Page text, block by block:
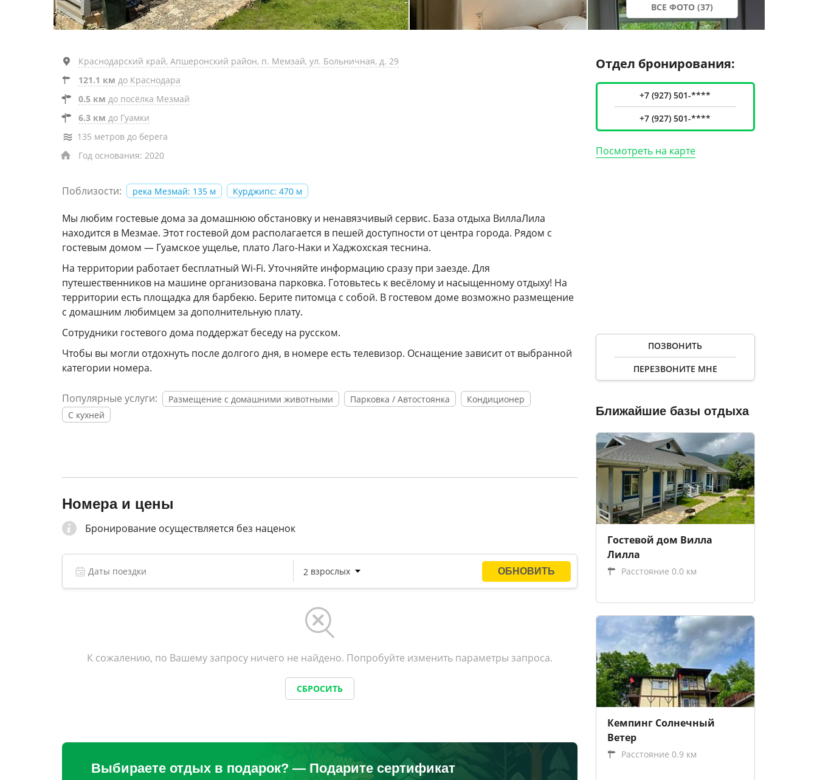
ВСЕ ФОТО (37)
Краснодарский край, Апшеронский район, п. Мемзай, ул. Больничная, д. 29
121.1 км до Краснодара
0.5 км до посёлка Мезмай
6.3 км до Гуамки
135 метров до берега
Год основания: 2020
Поблизости: река Мезмай: 135 м Курджипс: 470 м
Мы любим гостевые дома за домашнюю обстановку и ненавязчивый сервис. База отдыха ВиллаЛила
находится в Мезмае. Этот гостевой дом располагается в пешей доступности от центра города. Рядом с
гостевым домом — Гуамское ущелье, плато Лаго-Наки и Хаджохская теснина.
На территории работает бесплатный Wi-Fi. Уточняйте информацию сразу при заезде. Для
путешественников на машине организована парковка. Готовьтесь к весёлому и насыщенному отдыху! На
территории есть площадка для барбекю. Берите питомца с собой. В гостевом доме возможно размещение
с домашним любимцем за дополнительную плату.
Сотрудники гостевого дома поддержат беседу на русском.
Чтобы вы могли отдохнуть после долгого дня, в номере есть телевизор. Оснащение зависит от выбранной
категории номера.
Популярные услуги: Размещение с домашними животными Парковка / Автостоянка
Кондиционер
С кухней
Номера и цены
Бронирование осуществляется без наценок
К сожалению, по Вашему запросу ничего не найдено. Попробуйте изменить параметры запроса.
СБРОСИТЬ
Выбираете отдых в подарок? — Подарите сертификат
Отдел бронирования:
+7 (927) 501-****
+7 (927) 501-****
Посмотреть на карте
ПОЗВОНИТЬ
ПЕРЕЗВОНИТЕ МНЕ
Ближайшие базы отдыха
Гостевой дом Вилла
Лилла
Расстояние 0.0 км
Кемпинг Солнечный
Ветер
Расстояние 0.9 км